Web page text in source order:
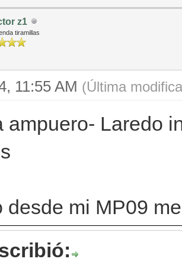
z1
tiramillas
11:55 AM (Última
ampuero- Laredo
desde mi MP09